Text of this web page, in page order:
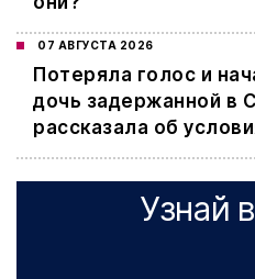
07 АВГУСТА 2026
Потеряла голос и
дочь задержанной в
рассказала об
Узнай